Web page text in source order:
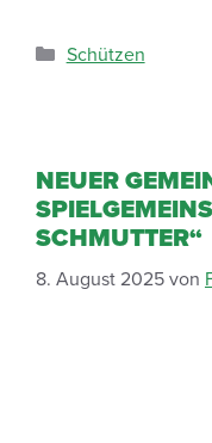
Schützen
NEUER
SCHMUTTER“
8. August 2025von